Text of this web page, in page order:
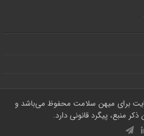
برای میهن سلامت محفوظ می‌باشد و
منبع، پیگرد قانونی دارد.